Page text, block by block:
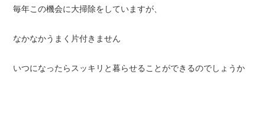
毎年この機会に大掃除をしていますが、
なかなかうまく片付きません
いつになったらスッキリと暮らせることができるのでしょうか